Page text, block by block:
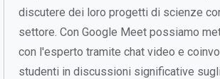
discutere dei loro progetti di scienze
settore. Con Google Meet possiamo
con l'esperto tramite chat video e
studenti in discussioni significative